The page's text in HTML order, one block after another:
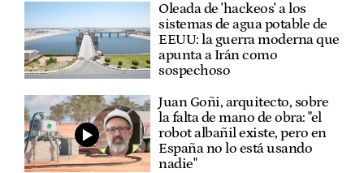
Oleada de 'hackeos' a los
sistemas de agua potable de
EEUU: la guerra moderna que
apunta a Irán como
sospechoso
Juan Goñi, arquitecto, sobre
la falta de mano de obra: "el
robot albañil existe, pero en
España no lo está usando
nadie"